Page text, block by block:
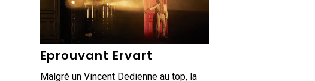
Eprouvant Ervart
Malgré un Vincent Dedienne au top, la